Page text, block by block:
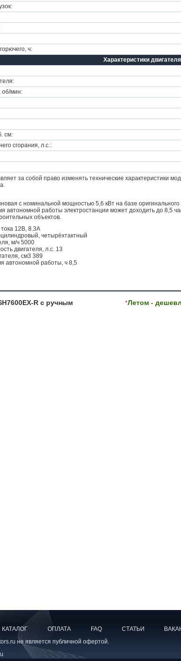
ч:
Характеристики двигателя
об/мин:
см:
сгорания, л.с.:
за собой право изменять технические характеристики
с номинальной мощностью 5,6 кВт на базе
автономной работы электростанции может доходить до 8,5
объектов.
12В, 8.3А
четырёхтактный
м/ч 5000
двигателя, л.с. 13
см3 389
автономной работы, ч 8,5
R с ручным
*Летом -
КАТАЛОГ ОПЛАТА FAQ СТАТЬИ
не является публичной офертой.